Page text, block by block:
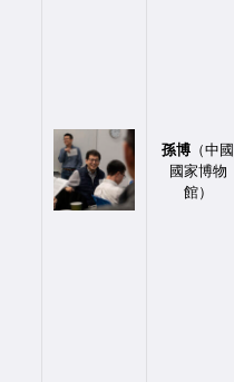
孫博 （中國
國家博物
館）